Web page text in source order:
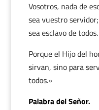
Vosotros, nada de
sea vuestro
sea esclavo de todos.
Porque el Hijo del
sirvan, sino para
todos.»
Palabra del Señor.